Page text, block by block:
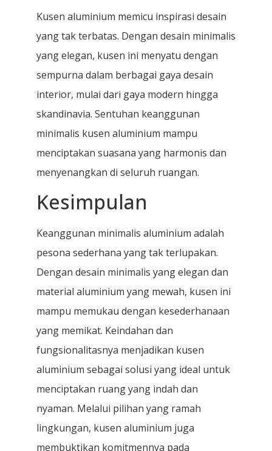
Kusen aluminium memicu inspirasi desain
yang tak terbatas. Dengan desain minimalis
yang elegan, kusen ini menyatu dengan
sempurna dalam berbagai gaya desain
interior, mulai dari gaya modern hingga
skandinavia. Sentuhan keanggunan
minimalis kusen aluminium mampu
menciptakan suasana yang harmonis dan
menyenangkan di seluruh ruangan.
Kesimpulan
Keanggunan minimalis aluminium adalah
pesona sederhana yang tak terlupakan.
Dengan desain minimalis yang elegan dan
material aluminium yang mewah, kusen ini
mampu memukau dengan kesederhanaan
yang memikat. Keindahan dan
fungsionalitasnya menjadikan kusen
aluminium sebagai solusi yang ideal untuk
menciptakan ruang yang indah dan
nyaman. Melalui pilihan yang ramah
lingkungan, kusen aluminium juga
membuktikan komitmennya pada